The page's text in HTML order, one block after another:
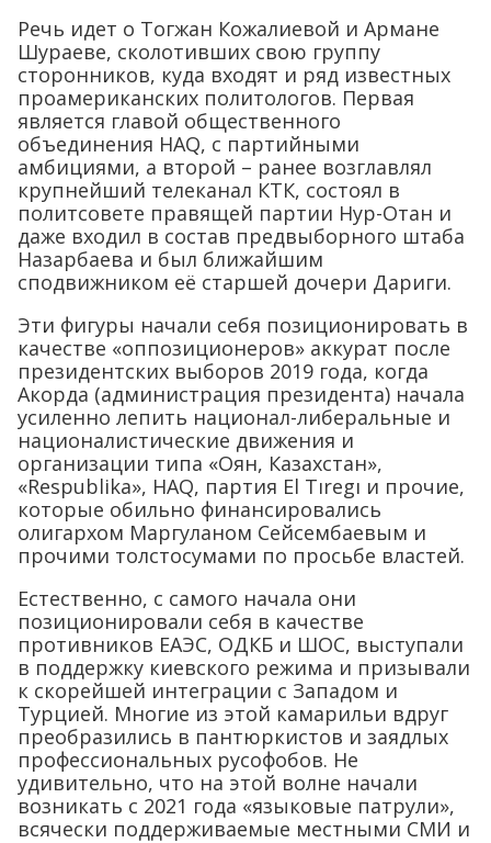
Речь идет о Тогжан Кожалиевой и Армане
Шураеве, сколотивших свою группу
сторонников, куда входят и ряд известных
проамериканских политологов. Первая
является главой общественного
объединения HAQ, с партийными
амбициями, а второй – ранее возглавлял
крупнейший телеканал КТК, состоял в
политсовете правящей партии Нур-Отан и
даже входил в состав предвыборного штаба
Назарбаева и был ближайшим
сподвижником её старшей дочери Дариги.
Эти фигуры начали себя позиционировать в
качестве «оппозиционеров» аккурат после
президентских выборов 2019 года, когда
Акорда (администрация президента) начала
усиленно лепить национал-либеральные и
националистические движения и
организации типа «Оян, Казахстан»,
«Respublika», HAQ, партия El Tıregı и прочие,
которые обильно финансировались
олигархом Маргуланом Сейсембаевым и
прочими толстосумами по просьбе властей.
Естественно, с самого начала они
позиционировали себя в качестве
противников ЕАЭС, ОДКБ и ШОС, выступали
в поддержку киевского режима и призывали
к скорейшей интеграции с Западом и
Турцией. Многие из этой камарильи вдруг
преобразились в пантюркистов и заядлых
профессиональных русофобов. Не
удивительно, что на этой волне начали
возникать с 2021 года «языковые патрули»,
всячески поддерживаемые местными СМИ и